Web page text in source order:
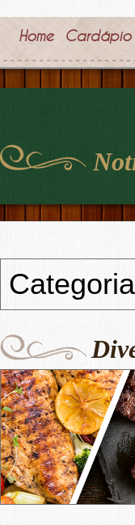
Home Cardápio